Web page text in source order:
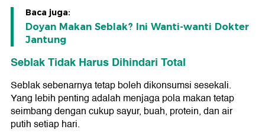
Baca juga:
Doyan Makan Seblak? Ini Wanti-wanti Dokter
Jantung
Seblak Tidak Harus Dihindari Total
Seblak sebenarnya tetap boleh dikonsumsi sesekali.
Yang lebih penting adalah menjaga pola makan tetap
seimbang dengan cukup sayur, buah, protein, dan air
putih setiap hari.